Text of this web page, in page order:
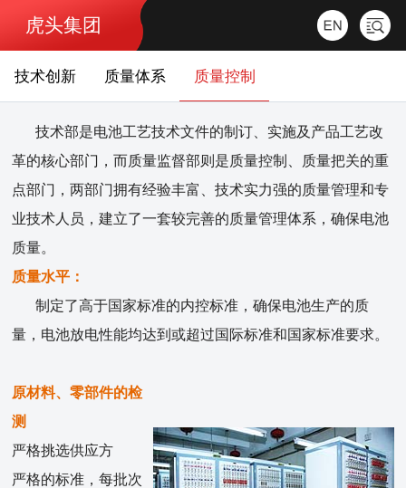
虎头集团
技术创新 质量体系 质量控制
技术部是电池工艺技术文件的制订、实施及产品工艺改
革的核心部门，而质量监督部则是质量控制、质量把关的重
点部门，两部门拥有经验丰富、技术实力强的质量管理和专
业技术人员，建立了一套较完善的质量管理体系，确保电池
质量。
质量水平：
制定了高于国家标准的内控标准，确保电池生产的质
量，电池放电性能均达到或超过国际标准和国家标准要求。
原材料、零部件的检
测
严格挑选供应方
严格的标准，每批次